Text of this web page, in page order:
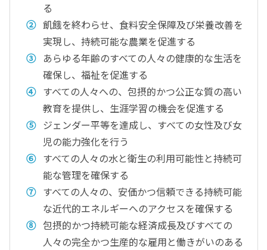
る
飢餓を終わらせ、食料安全保障及び栄養改善を
実現し、持続可能な農業を促進する
あらゆる年齢のすべての人々の健康的な生活を
確保し、福祉を促進する
すべての人々への、包摂的かつ公正な質の高い
教育を提供し、生涯学習の機会を促進する
ジェンダー平等を達成し、すべての女性及び女
児の能力強化を行う
すべての人々の水と衛生の利用可能性と持続可
能な管理を確保する
すべての人々の、安価かつ信頼できる持続可能
な近代的エネルギーへのアクセスを確保する
包摂的かつ持続可能な経済成長及びすべての
人々の完全かつ生産的な雇用と働きがいのある